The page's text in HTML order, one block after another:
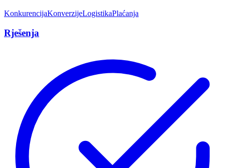
KonkurencijaKonverzijeLogistikaPlaćanja
Rješenja